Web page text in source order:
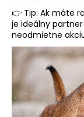
👉 Tip: Ak máte
je ideálny
neodmietne